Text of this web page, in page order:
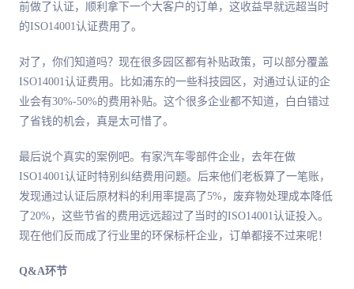
前做了认证，顺利拿下一个大客户的订单，这收益早就远超当时
的ISO14001认证费用了。
对了，你们知道吗？现在很多园区都有补贴政策，可以部分覆盖
ISO14001认证费用。比如浦东的一些科技园区，对通过认证的企
业会有30%-50%的费用补贴。这个很多企业都不知道，白白错过
了省钱的机会，真是太可惜了。
最后说个真实的案例吧。有家汽车零部件企业，去年在做
ISO14001认证时特别纠结费用问题。后来他们老板算了一笔账，
发现通过认证后原材料的利用率提高了5%，废弃物处理成本降低
了20%，这些节省的费用远远超过了当时的ISO14001认证投入。
现在他们反而成了行业里的环保标杆企业，订单都接不过来呢！
Q&A环节